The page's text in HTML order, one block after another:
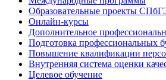
Образовательные проекты
Онлайн-курсы
Дополнительное
Подготовка профессиональных
Повышение квалификации
Внутренняя система оценки
Целевое обучение